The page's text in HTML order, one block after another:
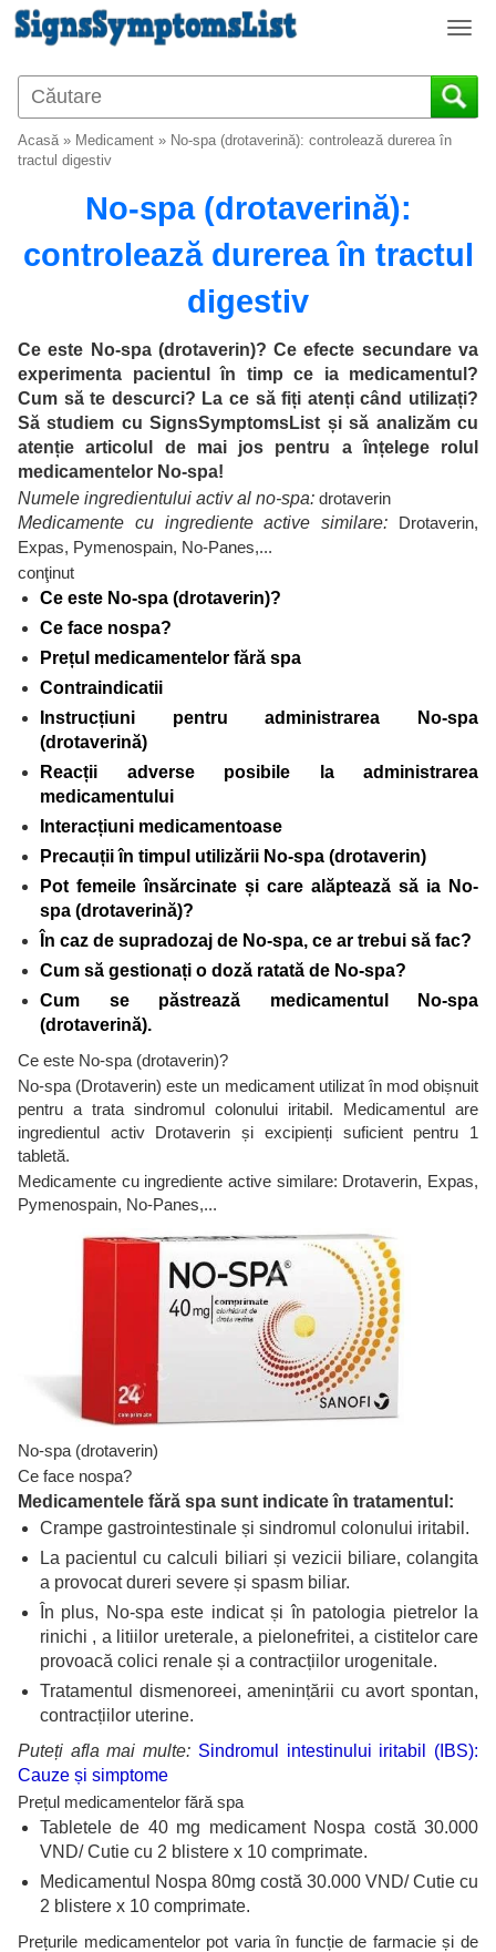
T
g
g
i
i
o
n
Acasă» Medicament » No-spa (drotaverină): controlează durerea în
tractul digestiv
No-spa (drotaverină):
controlează durerea în tractul
digestiv
Ce este No-spa (drotaverin)? Ce efecte secundare va
experimenta pacientul în timp ce ia medicamentul?
Cum să te descurci? La ce să fiți atenți când utilizați?
Să studiem cu SignsSymptomsList și să analizăm cu
atenție articolul de mai jos pentru a înțelege rolul
medicamentelor No-spa!
Numele ingredientului activ al no-spa: drotaverin
Medicamente cu ingrediente active similare: Drotaverin,
Expas, Pymenospain, No-Panes,...
conţinut
Ce este No-spa (drotaverin)?
Ce face nospa?
Prețul medicamentelor fără spa
Contraindicatii
Instrucțiuni pentru administrarea No-spa
(drotaverină)
Reacții adverse posibile la administrarea
medicamentului
Interacțiuni medicamentoase
Precauții în timpul utilizării No-spa (drotaverin)
Pot femeile însărcinate și care alăptează să ia No-
spa (drotaverină)?
În caz de supradozaj de No-spa, ce ar trebui să fac?
Cum să gestionați o doză ratată de No-spa?
Cum se păstrează medicamentul No-spa
(drotaverină).
Ce este No-spa (drotaverin)?
No-spa (Drotaverin) este un medicament utilizat în mod obișnuit
pentru a trata sindromul colonului iritabil. Medicamentul are
ingredientul activ Drotaverin și excipienți suficient pentru 1
tabletă.
Medicamente cu ingrediente active similare: Drotaverin, Expas,
Pymenospain, No-Panes,...
No-spa (drotaverin)
Ce face nospa?
Medicamentele fără spa sunt indicate în tratamentul:
Crampe gastrointestinale și sindromul colonului iritabil.
La pacientul cu calculi biliari și vezicii biliare, colangita
a provocat dureri severe și spasm biliar.
În plus, No-spa este indicat și în patologia pietrelor la
rinichi , a litiilor ureterale, a pielonefritei, a cistitelor care
provoacă colici renale și a contracțiilor urogenitale.
Tratamentul dismenoreei, amenințării cu avort spontan,
contracțiilor uterine.
Puteți afla mai multe: Sindromul intestinului iritabil (IBS):
Cauze și simptome
Prețul medicamentelor fără spa
Tabletele de 40 mg medicament Nospa costă 30.000
VND/ Cutie cu 2 blistere x 10 comprimate.
Medicamentul Nospa 80mg costă 30.000 VND/ Cutie cu
2 blistere x 10 comprimate.
Prețurile medicamentelor pot varia în funcție de farmacie și de